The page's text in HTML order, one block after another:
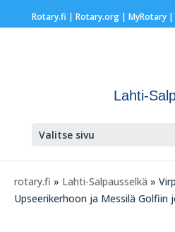
Rotary.fi | Rotary.org| MyRotary |
Lahti-
Valitse sivu
rotary.fi » Lahti-Salpausselkä »
Upseerikerhoon ja Messilä